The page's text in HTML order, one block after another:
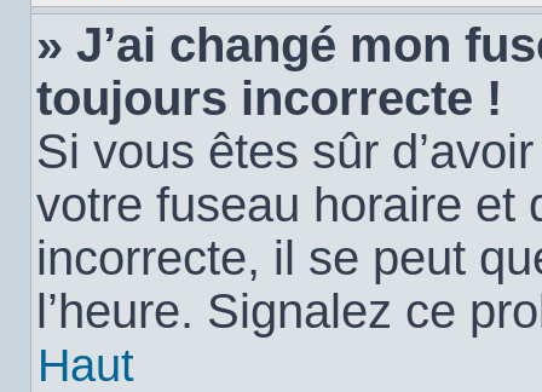
» J’ai changé mon
toujours incorrecte !
Si vous êtes sûr
votre fuseau horaire et
incorrecte, il se peut
l’heure. Signalez ce
Haut